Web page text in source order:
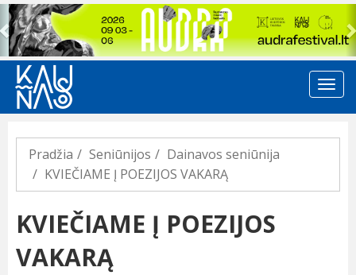
Previous
Pradžia Seniūnijos
Dainavos seniūnija
KVIEČIAME Į POEZIJOS VAKARĄ
KVIEČIAME Į POEZIJOS
VAKARĄ